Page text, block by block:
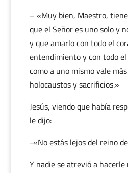
– «Muy bien, Maestro,
que el Señor es uno solo y
y que amarlo con todo el
entendimiento y con todo
como a uno mismo vale
holocaustos y sacrificios.»
Jesús, viendo que había
le dijo:
-«No estás lejos del reino
Y nadie se atrevió a